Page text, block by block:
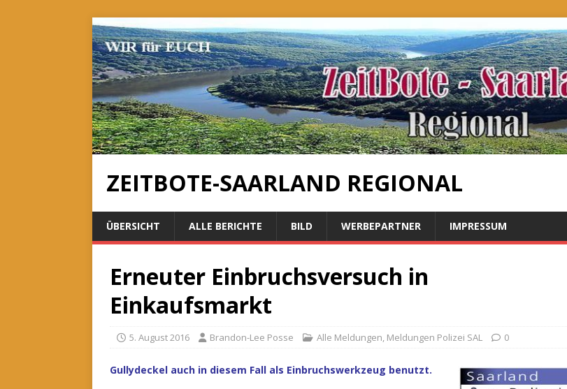
ZEITBOTE-SAARLAND REGIONAL
ÜBERSICHT ALLE BERICHTE BILD WERBEPARTNER IMPRESSUM
Erneuter Einbruchsversuch in
Einkaufsmarkt
5. August 2016 Brandon-Lee Posse Alle Meldungen, Meldungen Polizei SAL 0
Gullydeckel auch in diesem Fall als Einbruchswerkzeug benutzt.